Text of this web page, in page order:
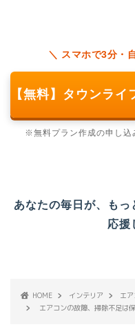
＼ スマホで3分・
【無料】タウンラ
※無料プラン作成の申し込
あなたの毎日が、もっ
応援
HOME インテリア
エ
エアコンの故障、掃除不足は